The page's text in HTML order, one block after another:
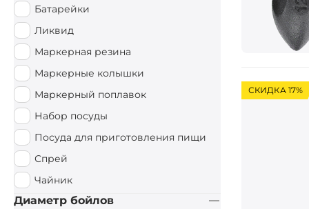
СКИДКА 17%
Aquatic
Daiwa
Sportex
Duracell
Следопыт
ESP
Deeper
German Fishing
Mivardi
FIGHTER
Fluorescent
FOX Micron
Hi-Vis Yellow
KORDA BASIX
KORDA Singlez
Moss Green
NASH Indulgence
OKUMA 8K
OKUMA Aventa
Батарейки
Ликвид
Маркерная резина
Маркерные колышки
Маркерный поплавок
Набор посуды
Посуда для приготовления пищи
Спрей
Чайник
Диаметр бойлов